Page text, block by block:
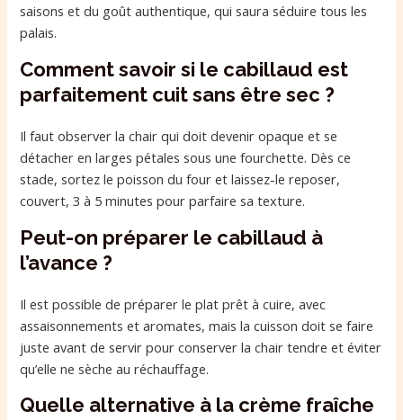
saisons et du goût authentique, qui saura séduire tous les
palais.
Comment savoir si le cabillaud est
parfaitement cuit sans être sec ?
Il faut observer la chair qui doit devenir opaque et se
détacher en larges pétales sous une fourchette. Dès ce
stade, sortez le poisson du four et laissez-le reposer,
couvert, 3 à 5 minutes pour parfaire sa texture.
Peut-on préparer le cabillaud à
l’avance ?
Il est possible de préparer le plat prêt à cuire, avec
assaisonnements et aromates, mais la cuisson doit se faire
juste avant de servir pour conserver la chair tendre et éviter
qu’elle ne sèche au réchauffage.
Quelle alternative à la crème fraîche